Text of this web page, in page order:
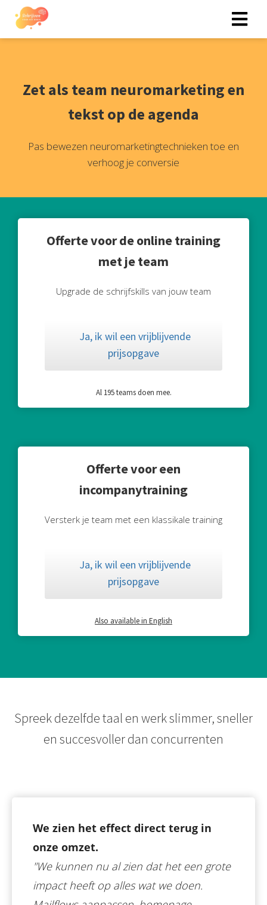
Zet als team neuromarketing en
tekst op de agenda
Pas bewezen neuromarketingtechnieken toe en
verhoog je conversie
Offerte voor de online training
met je team
Upgrade de schrijfskills van jouw team
Ja, ik wil een vrijblijvende
prijsopgave
Al 195 teams doen mee.
Offerte voor een
incompanytraining
Versterk je team met een klassikale training
Ja, ik wil een vrijblijvende
prijsopgave
Also available in English
Spreek dezelfde taal en werk slimmer, sneller
en succesvoller dan concurrenten
We zien het effect direct terug in
onze omzet.
"We kunnen nu al zien dat het een grote
impact heeft op alles wat we doen.